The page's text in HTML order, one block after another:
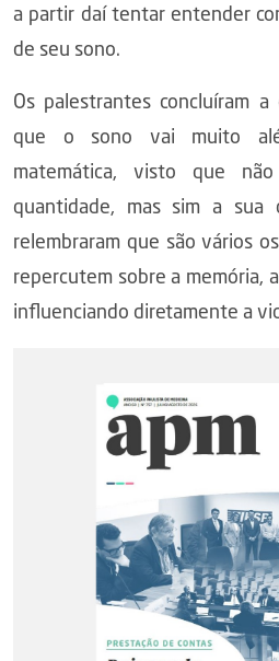
a partir daí tentar entender
de seu sono.
Os palestrantes concluíram a
que o sono vai muito
matemática, visto que
quantidade, mas sim a sua
relembraram que são vários
repercutem sobre a memória,
influenciando diretamente a